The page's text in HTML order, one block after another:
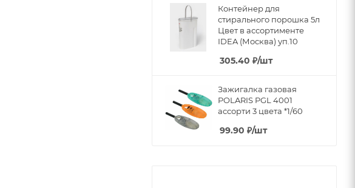
Контейнер для
стирального порошка 5л
Цвет в ассортименте
IDEA (Москва) уп.10
305.40 ₽/шт
Зажигалка газовая
POLARIS PGL 4001
ассорти 3 цвета *1/60
99.90 ₽/шт